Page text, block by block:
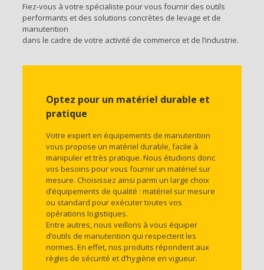
Fiez-vous à votre spécialiste pour vous fournir des outils
performants et des solutions concrètes de levage et de
manutention
dans le cadre de votre activité de commerce et de l’industrie.
Optez pour un matériel durable et
pratique
Votre expert en équipements de manutention
vous propose un matériel durable, facile à
manipuler et très pratique. Nous étudions donc
vos besoins pour vous fournir un matériel sur
mesure. Choisissez ainsi parmi un large choix
d’équipements de qualité : matériel sur mesure
ou standard pour exécuter toutes vos
opérations logistiques.
Entre autres, nous veillons à vous équiper
d’outils de manutention qui respectent les
normes. En effet, nos produits répondent aux
règles de sécurité et d’hygiène en vigueur.